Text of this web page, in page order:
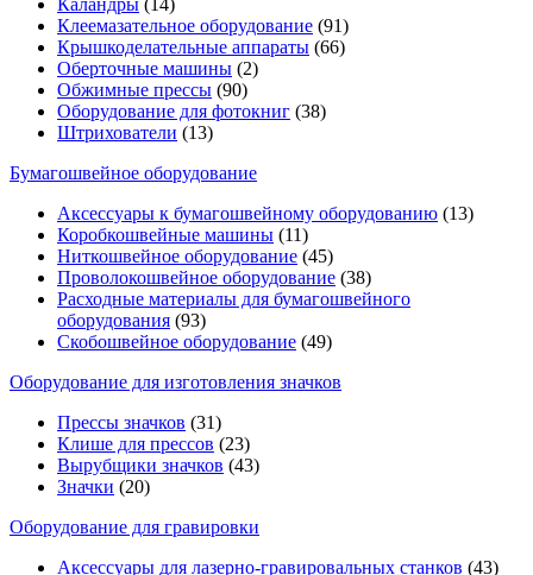
Каландры (14)
Клеемазательное оборудование (91)
Крышкоделательные аппараты (66)
Оберточные машины (2)
Обжимные прессы (90)
Оборудование для фотокниг (38)
Штрихователи (13)
Бумагошвейное оборудование
Аксессуары к бумагошвейному оборудованию (13)
Коробкошвейные машины (11)
Ниткошвейное оборудование (45)
Проволокошвейное оборудование (38)
Расходные материалы для бумагошвейного
оборудования (93)
Скобошвейное оборудование (49)
Оборудование для изготовления значков
Прессы значков (31)
Клише для прессов (23)
Вырубщики значков (43)
Значки (20)
Оборудование для гравировки
Аксессуары для лазерно-гравировальных станков (43)